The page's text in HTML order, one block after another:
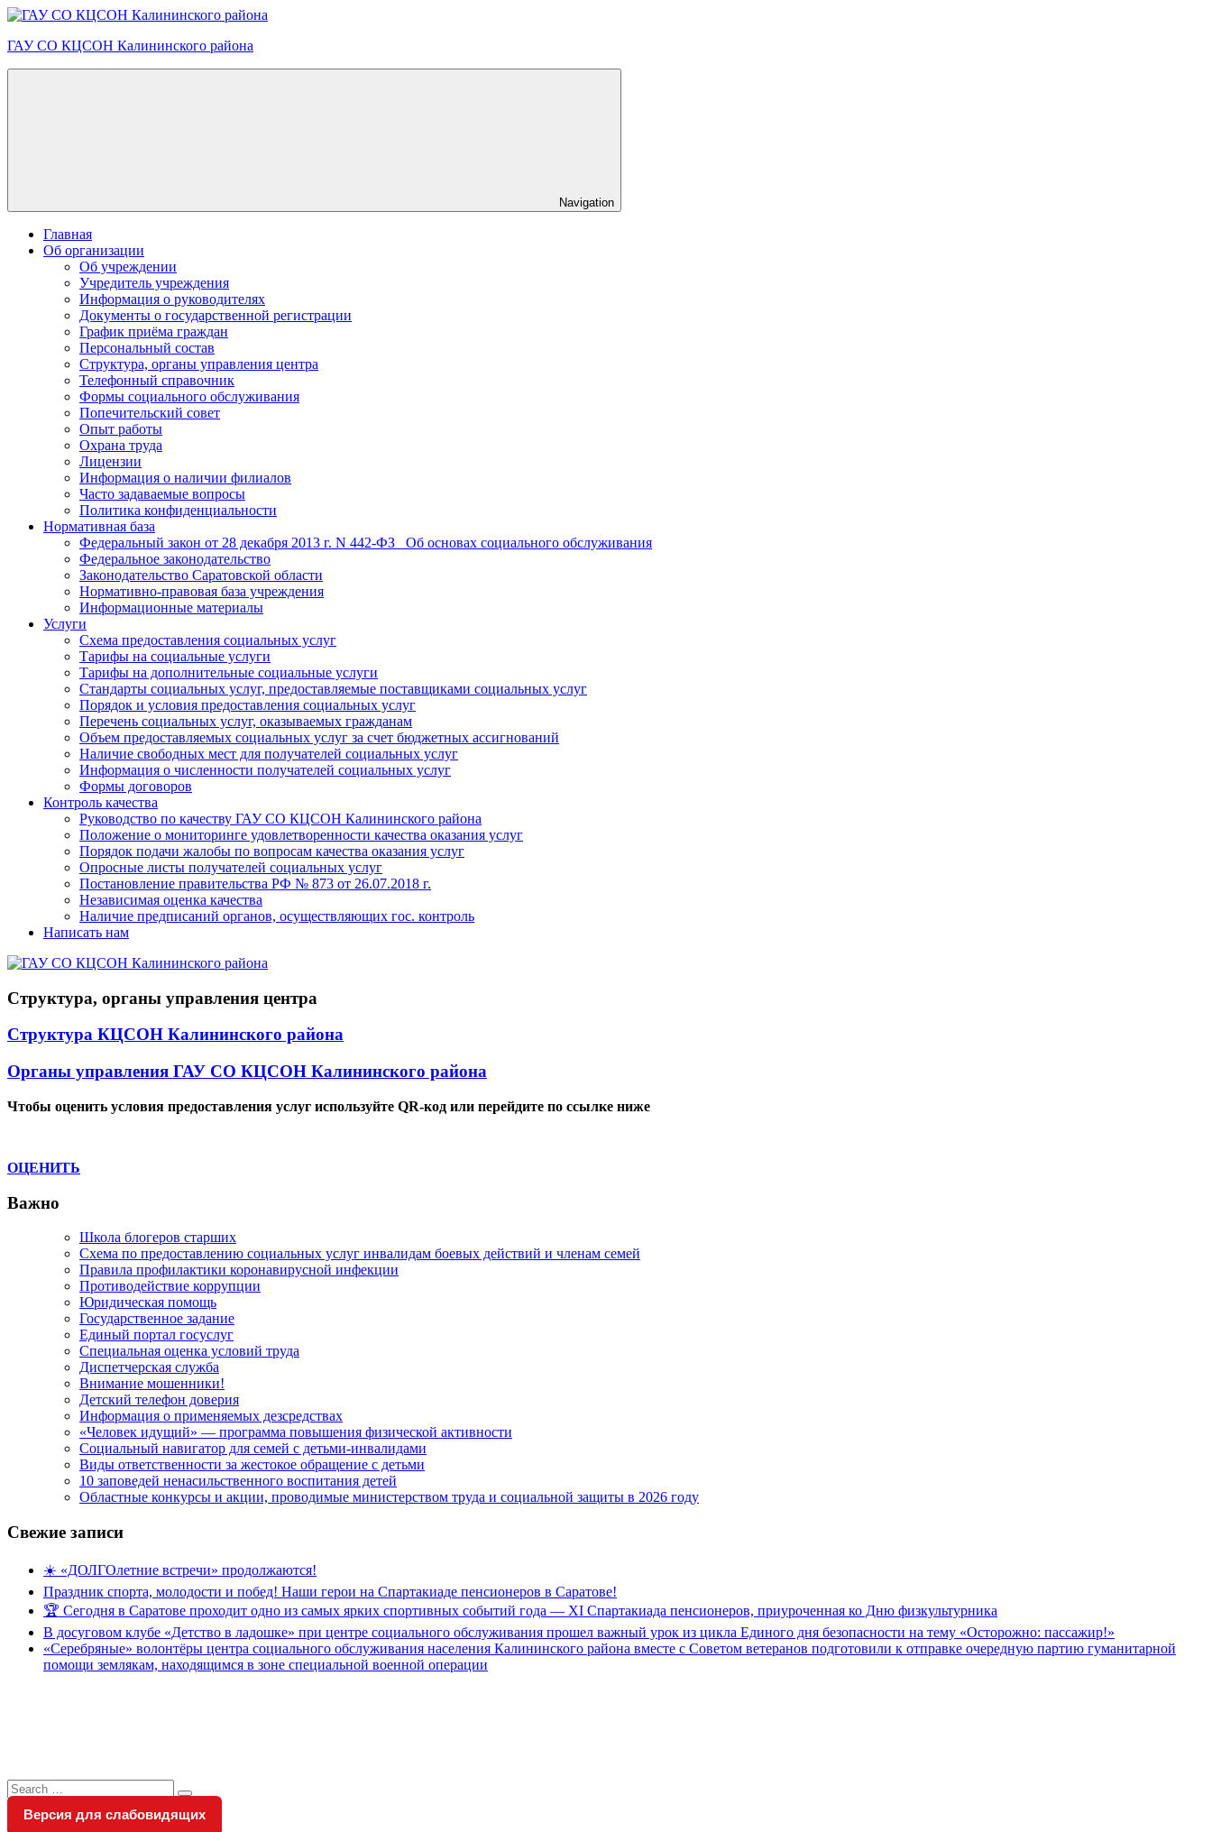
Skip
content
ГАУ СО КЦСОН Калининского района
Navigation
Главная
Об организации
Об учреждении
Учредитель учреждения
Информация о руководителях
Документы о государственной регистрации
График приёма граждан
Персональный состав
Структура, органы управления центра
Телефонный справочник
Формы социального обслуживания
Попечительский совет
Опыт работы
Охрана труда
Лицензии
Информация о наличии филиалов
Часто задаваемые вопросы
Политика конфиденциальности
Нормативная база
Федеральный закон от 28 декабря 2013 г. N 442-ФЗ _Об основах социального обслуживания
Федеральное законодательство
Законодательство Саратовской области
Нормативно-правовая база учреждения
Информационные материалы
Услуги
Схема предоставления социальных услуг
Тарифы на социальные услуги
Тарифы на дополнительные социальные услуги
Стандарты социальных услуг, предоставляемые поставщиками социальных услуг
Порядок и условия предоставления социальных услуг
Перечень социальных услуг, оказываемых гражданам
Объем предоставляемых социальных услуг за счет бюджетных ассигнований
Наличие свободных мест для получателей социальных услуг
Информация о численности получателей социальных услуг
Формы договоров
Контроль качества
Руководство по качеству ГАУ СО КЦСОН Калининского района
Положение о мониторинге удовлетворенности качества оказания услуг
Порядок подачи жалобы по вопросам качества оказания услуг
Опросные листы получателей социальных услуг
Постановление правительства РФ № 873 от 26.07.2018 г.
Независимая оценка качества
Наличие предписаний органов, осуществляющих гос. контроль
Написать нам
Структура, органы управления центра
Структура КЦСОН Калининского района
Органы управления ГАУ СО КЦСОН Калининского района
Чтобы оценить условия предоставления услуг используйте QR-код или перейдите по ссылке ниже
ОЦЕНИТЬ
Важно
Школа блогеров старших
Схема по предоставлению социальных услуг инвалидам боевых действий и членам семей
Правила профилактики коронавирусной инфекции
Противодействие коррупции
Юридическая помощь
Государственное задание
Единый портал госуслуг
Специальная оценка условий труда
Диспетчерская служба
Внимание мошенники!
Детский телефон доверия
Информация о применяемых дезсредствах
«Человек идущий» — программа повышения физической активности
Социальный навигатор для семей с детьми-инвалидами
Виды ответственности за жестокое обращение с детьми
10 заповедей ненасильственного воспитания детей
Областные конкурсы и акции, проводимые министерством труда и социальной защиты в 2026 году
Свежие записи
☀️ «ДОЛГОлетние встречи» продолжаются!
Праздник спорта, молодости и побед! Наши герои на Спартакиаде пенсионеров в Саратове!
🏆 Сегодня в Саратове проходит одно из самых ярких спортивных событий года — XI Спартакиада пенсионеров, приуроченная ко Дню физкультурника
В досуговом клубе «Детство в ладошке» при центре социального обслуживания прошел важный урок из цикла Единого дня безопасности на тему «Осторожно: пассажир!»
«Серебряные» волонтёры центра социального обслуживания населения Калининского района вместе с Советом ветеранов подготовили к отправке очередную партию гуманитарной
помощи землякам, находящимся в зоне специальной военной операции
Search
for:
Search
Версия для слабовидящих